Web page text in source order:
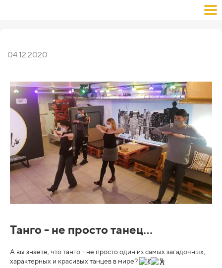
04.12.2020
Танго - не просто танец...
А вы знаете, что танго - не просто один из самых загадочных,
характерных и красивых танцев в мире?